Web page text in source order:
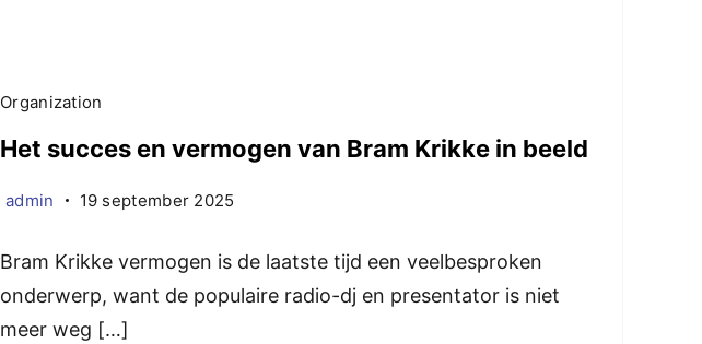
Organization
Het succes en vermogen van Bram Krikke in beeld
admin 19 september 2025
Bram Krikke vermogen is de laatste tijd een veelbesproken
onderwerp, want de populaire radio-dj en presentator is niet
meer weg […]